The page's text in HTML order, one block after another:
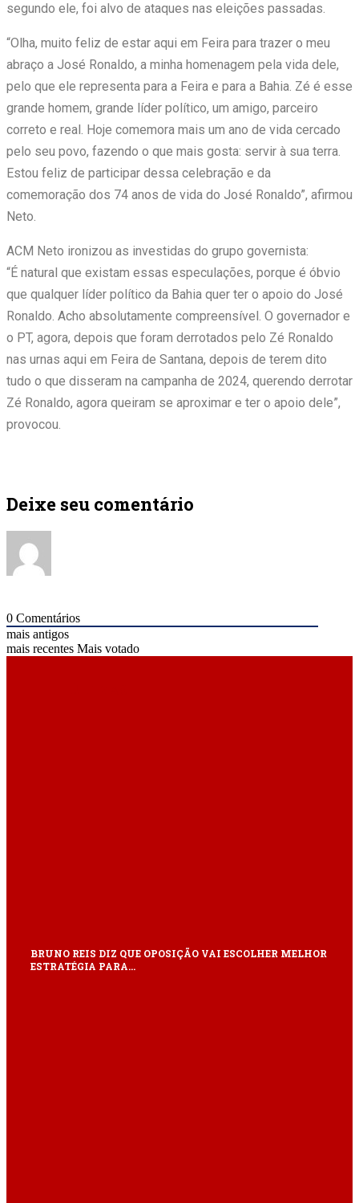
segundo ele, foi alvo de ataques nas eleições passadas.
“Olha, muito feliz de estar aqui em Feira para trazer o meu
abraço a José Ronaldo, a minha homenagem pela vida dele,
pelo que ele representa para a Feira e para a Bahia. Zé é esse
grande homem, grande líder político, um amigo, parceiro
correto e real. Hoje comemora mais um ano de vida cercado
pelo seu povo, fazendo o que mais gosta: servir à sua terra.
Estou feliz de participar dessa celebração e da
comemoração dos 74 anos de vida do José Ronaldo”, afirmou
Neto.
ACM Neto ironizou as investidas do grupo governista:
“É natural que existam essas especulações, porque é óbvio
que qualquer líder político da Bahia quer ter o apoio do José
Ronaldo. Acho absolutamente compreensível. O governador e
o PT, agora, depois que foram derrotados pelo Zé Ronaldo
nas urnas aqui em Feira de Santana, depois de terem dito
tudo o que disseram na campanha de 2024, querendo derrotar
Zé Ronaldo, agora queiram se aproximar e ter o apoio dele”,
provocou.
Deixe seu comentário
0 Comentários
mais antigos
mais recentes Mais votado
BRUNO REIS DIZ QUE OPOSIÇÃO VAI ESCOLHER MELHOR
ESTRATÉGIA PARA…